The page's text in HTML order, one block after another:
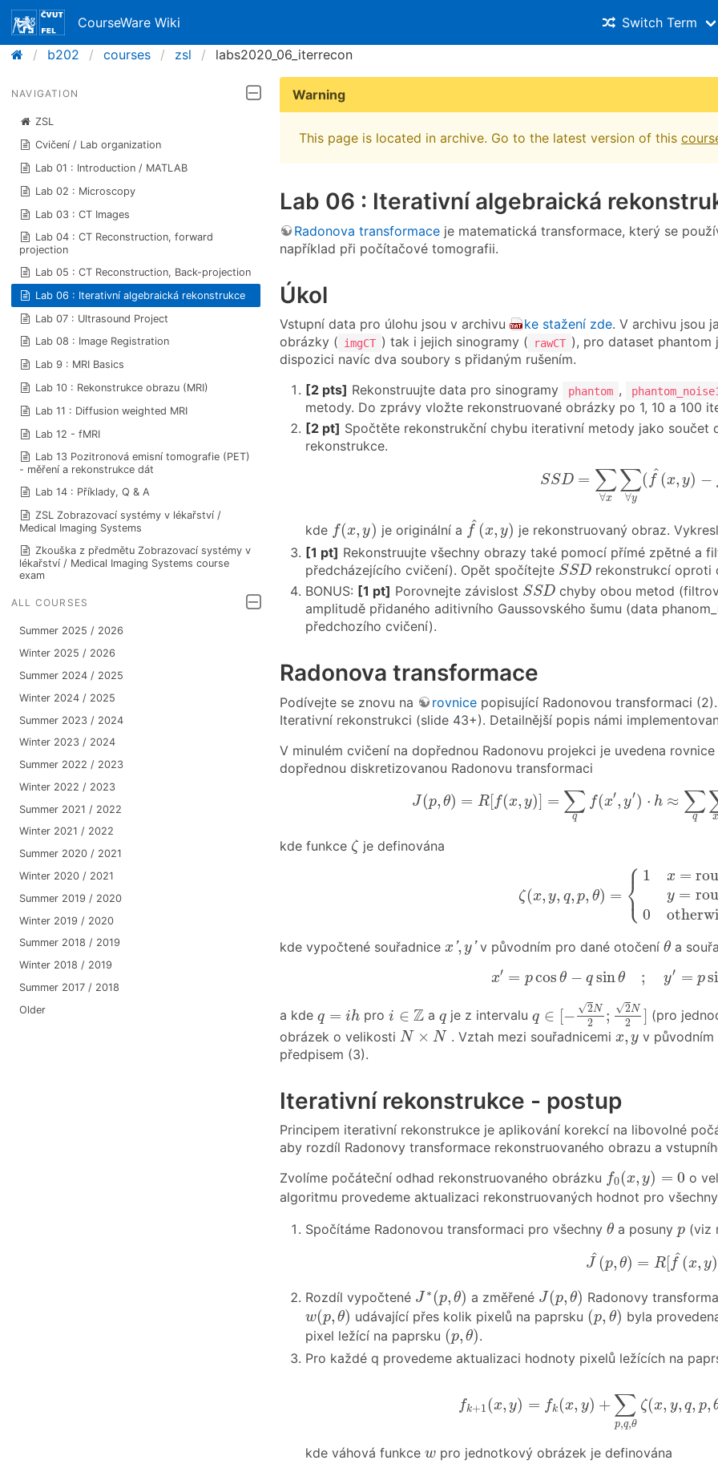
CourseWare Wiki Switch Term
b202
courses zsl labs2020_06_iterrecon
NAVIGATION
ZSL
Cvičení / Lab organization
Lab 01 : Introduction / MATLAB
Lab 02 : Microscopy
Lab 03 : CT Images
Lab 04 : CT Reconstruction, forward
projection
Lab 05 : CT Reconstruction, Back-projection
Lab 06 : Iterativní algebraická rekonstrukce
Lab 07 : Ultrasound Project
Lab 08 : Image Registration
Lab 9 : MRI Basics
Lab 10 : Rekonstrukce obrazu (MRI)
Lab 11 : Diffusion weighted MRI
Lab 12 - fMRI
Lab 13 Pozitronová emisní tomografie (PET)
- měření a rekonstrukce dát
Lab 14 : Příklady, Q & A
ZSL Zobrazovací systémy v lékařství /
Medical Imaging Systems
Zkouška z předmětu Zobrazovací systémy v
lékařství / Medical Imaging Systems course
exam
ALL COURSES
Summer 2025 / 2026
Winter 2025 / 2026
Summer 2024 / 2025
Winter 2024 / 2025
Summer 2023 / 2024
Winter 2023 / 2024
Summer 2022 / 2023
Winter 2022 / 2023
Summer 2021 / 2022
Winter 2021 / 2022
Summer 2020 / 2021
Winter 2020 / 2021
Summer 2019 / 2020
Winter 2019 / 2020
Summer 2018 / 2019
Winter 2018 / 2019
Summer 2017 / 2018
Older
Warning
This page is located in archive. Go to the latest version of this
Lab 06 : Iterativní algebraická
Radonova transformace je matematická transformace, který se
například při počítačové tomografii.
Úkol
Vstupní data pro úlohu jsou v archivu ke stažení zde. V archivu jsou
obrázky ( imgCT ) tak i jejich sinogramy ( rawCT ), pro dataset phantom
dispozici navíc dva soubory s přidaným rušením.
[2 pts] Rekonstruujte data pro sinogramy phantom ,
metody. Do zprávy vložte rekonstruované obrázky po 1, 10 a 100
[2 pt] Spočtěte rekonstrukční chybu iterativní metody jako součet
rekonstrukce.
SS D = ∑
∀x
∑
∀y
( ^
f (x, y) −
SSD ∑∀x ∑∀y( f^( y
kde f(x, y)
f(x, y) je originální a ^
f (x, y)
^ ( )
je rekonstruovaný obraz.
[1 pt] Rekonstruujte všechny obrazy také pomocí přímé zpětné a
předcházejícího cvičení). Opět spočítejte SSD
SSD rekonstrukcí oproti
BONUS: [1 pt] Porovnejte závislost SSD
SSD chyby obou metod
amplitudě přidaného aditivního Gaussovského šumu (data
předchozího cvičení).
Radonova transformace
Podívejte se znovu na rovnice popisující Radonovou transformaci
Iterativní rekonstrukci (slide 43+). Detailnější popis námi
V minulém cvičení na dopřednou Radonovu projekci je uvedena
dopřednou diskretizovanou Radonovu transformaci
J(p, θ) = R[f(x, y)] = ∑
q
f(x′, y′) ⋅ h ≈ ∑
q x
J( θ)= R[ x, y =∑q (x ,y )⋅h ≈∑ ∑x,yf
kde funkce ζ
ζ je definována
ζ(x, y, q, p, θ) = ⎧
⎨
⎩
1 x =
y =
0
x=round
kde vypočtené souřadnice x ', y '
x, y′ v původním pro dané otočeníθ
θ a
x′ = pcos θ − q sinθ ; y′ = p
x θ sin ′= sinθ
a kde q = ih
q h proi ∈ Z
i∈Z aq
q je z intervaluq ∈ [− √2N
2 ; √2N
2 ]
N2; N2]
(pro
obrázek o velikosti N × N
N× N . Vztah mezi souřadnicemix, y
x y v
předpisem (3).
Iterativní rekonstrukce - postup
Principem iterativní rekonstrukce je aplikování korekcí na libovolné
aby rozdíl Radonovy transformace rekonstruovaného obrazu a
Zvolíme počáteční odhad rekonstruovaného obrázku f0(x, y) = 0
f0 (x y) o
algoritmu provedeme aktualizaci rekonstruovaných hodnot pro všechny
Spočítáme Radonovou transformaci pro všechny θ
θ a posuny p
p (viz
^
J (p, θ) = R[ ^
f (x, y)
J^( ,θ R[f^( x ]
Rozdíl vypočtené J ∗ (p, θ)
J∗(p θ) a změřené J(p, θ)
J(p θ) Radonovy
w(p, θ)
w(p θ) udávající přes kolik pixelů na paprsku (p, θ)
(p ,θ) byla
pixel ležící na paprsku (p, θ)
(p θ).
Pro každé q provedeme aktualizaci hodnoty pixelů ležících na
fk+1 (x, y) = fk (x, y) + ∑
p,q,θ
ζ (x, y, q, p,
kde váhová funkce w
w pro jednotkový obrázek je definována